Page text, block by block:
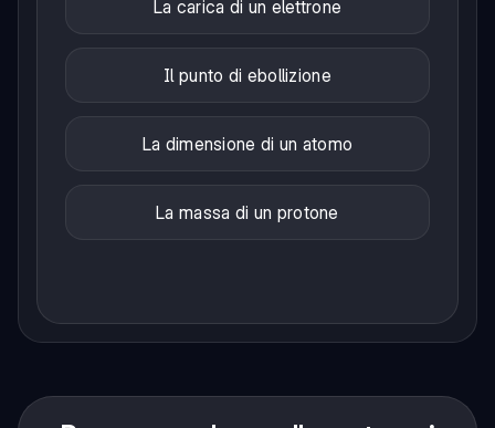
La carica di un elettrone
Il punto di ebollizione
La dimensione di un atomo
La massa di un protone